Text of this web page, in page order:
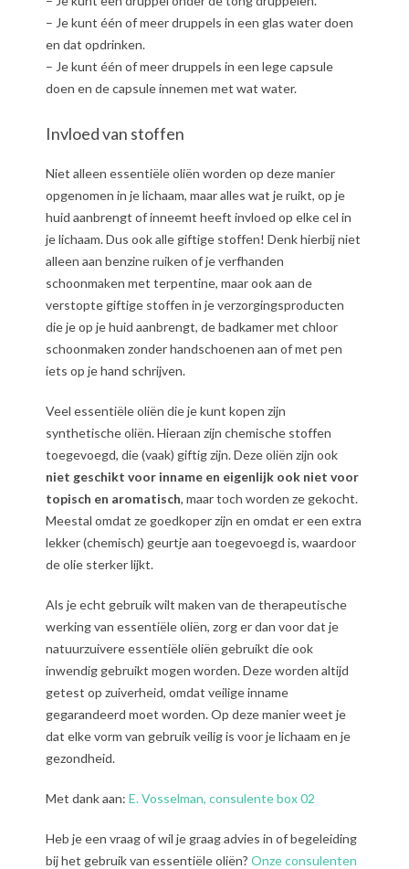
– Je kunt één of meer druppels in een glas water doen
en dat opdrinken.
– Je kunt één of meer druppels in een lege capsule
doen en de capsule innemen met wat water.
Invloed van stoffen
Niet alleen essentiële oliën worden op deze manier
opgenomen in je lichaam, maar alles wat je ruikt, op je
huid aanbrengt of inneemt heeft invloed op elke cel in
je lichaam. Dus ook alle giftige stoffen! Denk hierbij niet
alleen aan benzine ruiken of je verfhanden
schoonmaken met terpentine, maar ook aan de
verstopte giftige stoffen in je verzorgingsproducten
die je op je huid aanbrengt, de badkamer met chloor
schoonmaken zonder handschoenen aan of met pen
iets op je hand schrijven.
Veel essentiële oliën die je kunt kopen zijn
synthetische oliën. Hieraan zijn chemische stoffen
toegevoegd, die (vaak) giftig zijn. Deze oliën zijn ook
niet geschikt voor inname en eigenlijk ook niet voor
topisch en aromatisch, maar toch worden ze gekocht.
Meestal omdat ze goedkoper zijn en omdat er een extra
lekker (chemisch) geurtje aan toegevoegd is, waardoor
de olie sterker lijkt.
Als je echt gebruik wilt maken van de therapeutische
werking van essentiële oliën, zorg er dan voor dat je
natuurzuivere essentiële oliën gebruikt die ook
inwendig gebruikt mogen worden. Deze worden altijd
getest op zuiverheid, omdat veilige inname
gegarandeerd moet worden. Op deze manier weet je
dat elke vorm van gebruik veilig is voor je lichaam en je
gezondheid.
Met dank aan: E. Vosselman, consulente box 02
Heb je een vraag of wil je graag advies in of begeleiding
bij het gebruik van essentiële oliën? Onze consulenten